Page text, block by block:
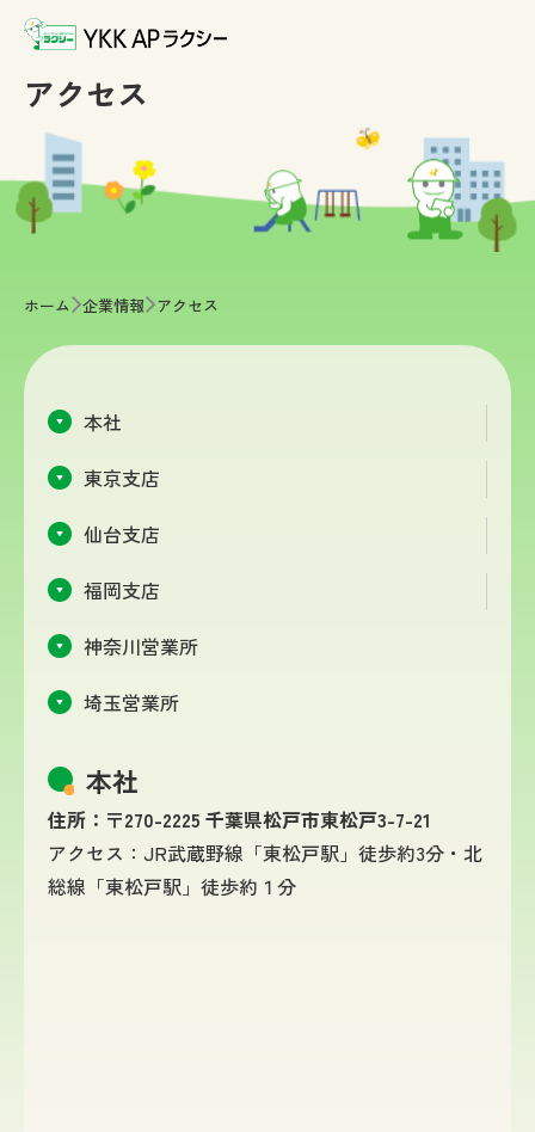
アクセス
ホーム >
企業情報 >
アクセス
本社
東京支店
仙台支店
福岡支店
神奈川営業所
埼玉営業所
本社
住所：〒270-2225 千葉県松戸市東松戸3-7-21
アクセス：JR武蔵野線「東松戸駅」徒歩約3分・北
総線「東松戸駅」徒歩約１分